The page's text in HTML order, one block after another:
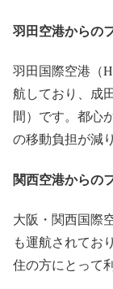
羽田空港からの
羽田国際空港（
航しており、成
間）です。都心
の移動負担が減
関西空港からの
大阪・関西国際
も運航されてお
住の方にとって